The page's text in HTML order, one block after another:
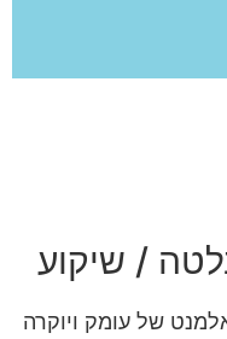
/ שיקוע
של עומק ויוקרה